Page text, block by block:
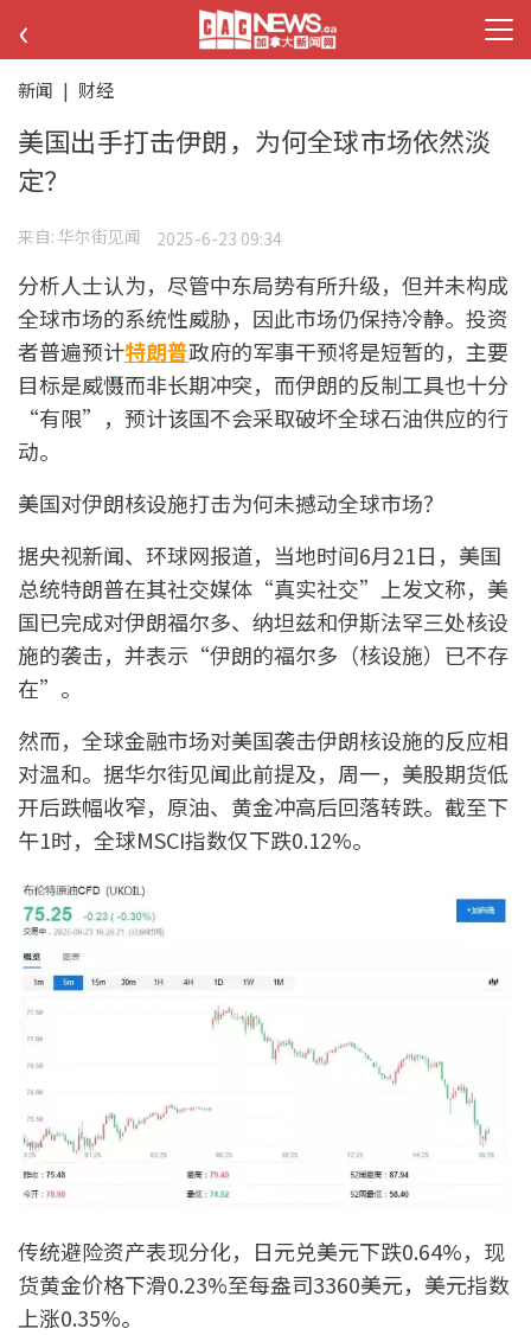
‹
新闻 | 财经
美国出手打击伊朗，为何全球市场依然淡
定？
来自: 华尔街见闻 2025-6-23 09:34
分析人士认为，尽管中东局势有所升级，但并未构成
全球市场的系统性威胁，因此市场仍保持冷静。投资
者普遍预计特朗普政府的军事干预将是短暂的，主要
目标是威慑而非长期冲突，而伊朗的反制工具也十分
“有限”，预计该国不会采取破坏全球石油供应的行
动。
美国对伊朗核设施打击为何未撼动全球市场？
据央视新闻、环球网报道，当地时间6月21日，美国
总统特朗普在其社交媒体“真实社交”上发文称，美
国已完成对伊朗福尔多、纳坦兹和伊斯法罕三处核设
施的袭击，并表示“伊朗的福尔多（核设施）已不存
在”。
然而，全球金融市场对美国袭击伊朗核设施的反应相
对温和。据华尔街见闻此前提及，周一，美股期货低
开后跌幅收窄，原油、黄金冲高后回落转跌。截至下
午1时，全球MSCI指数仅下跌0.12%。
传统避险资产表现分化，日元兑美元下跌0.64%，现
货黄金价格下滑0.23%至每盎司3360美元，美元指数
上涨0.35%。